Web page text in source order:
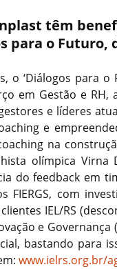
têm
para o Futuro,
o ‘Diálogos para o
em Gestão e
e líderes
e
na
olímpica Virna
do feedback em
FIERGS, com
IEL/RS
e Governança
bastando para
www.ielrs.org.br/